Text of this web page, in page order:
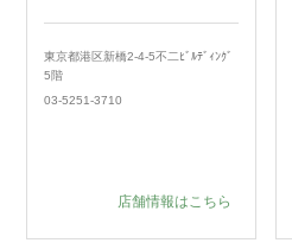
東京都港区新橋2-4-5不二ﾋﾞﾙﾃﾞｨﾝｸﾞ
5階
03-5251-3710
店舗情報はこちら